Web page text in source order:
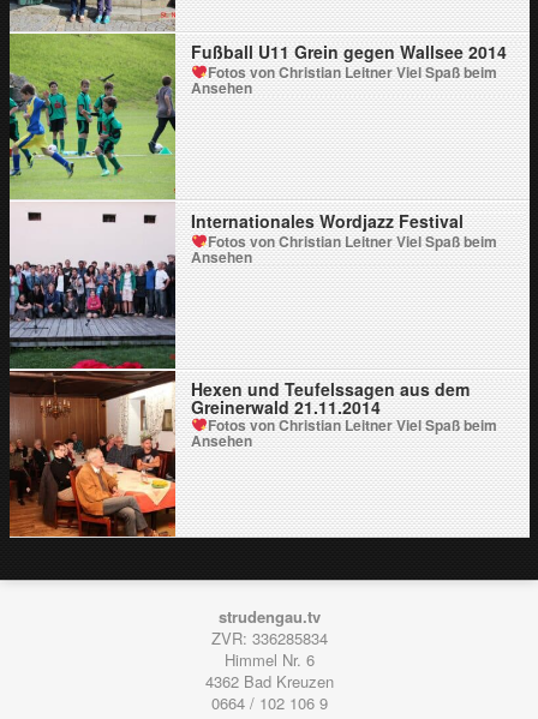
Fußball U11 Grein gegen Wallsee 2014
Fotos von Christian LeitnerViel Spaß beim
Ansehen
Internationales Wordjazz Festival
Fotos von Christian LeitnerViel Spaß beim
Ansehen
Hexen und Teufelssagen aus dem
Greinerwald 21.11.2014
Fotos von Christian LeitnerViel Spaß beim
Ansehen
strudengau.tv
ZVR: 336285834
Himmel Nr. 6
4362 Bad Kreuzen
0664 / 102 106 9